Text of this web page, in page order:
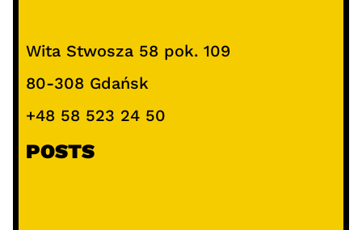
Wita Stwosza 58 pok. 109
80-308 Gdańsk
+48 58 523 24 50
POSTS